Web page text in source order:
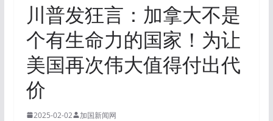
川普发狂言：加拿大不是
个有生命力的国家！为让
美国再次伟大值得付出代
价
2025-02-02 加国新闻网